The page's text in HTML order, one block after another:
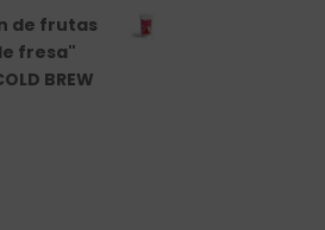
de frutas
fresa"
BREW